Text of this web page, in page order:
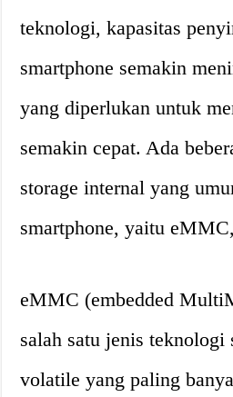
teknologi, kapasitas
smartphone semakin
yang diperlukan untuk
semakin cepat. Ada
storage internal yang
smartphone, yaitu
eMMC (embedded
salah satu jenis teknologi
volatile yang paling